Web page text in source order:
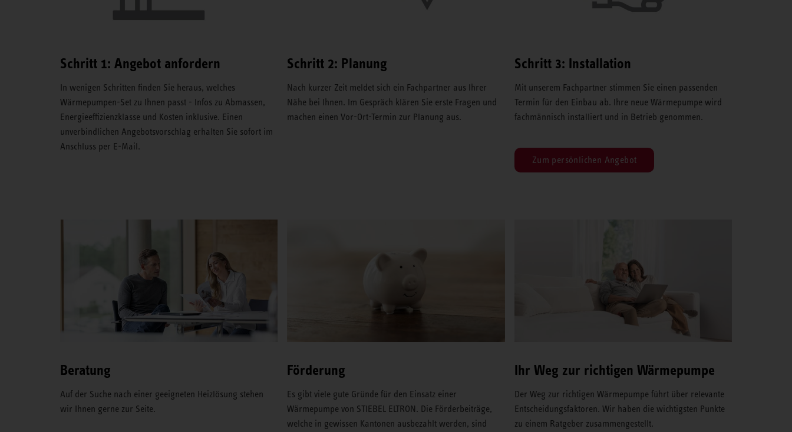
Schritt 1: Angebot anfordern
In wenigen Schritten finden Sie heraus, welches
Wärmepumpen-Set zu Ihnen passt - Infos zu Abmassen,
Energieeffizienzklasse und Kosten inklusive. Einen
unverbindlichen Angebotsvorschlag erhalten Sie sofort im
Anschluss per E-Mail.
Schritt 2: Planung
Nach kurzer Zeit meldet sich ein Fachpartner aus Ihrer
Nähe bei Ihnen. Im Gespräch klären Sie erste Fragen und
machen einen Vor-Ort-Termin zur Planung aus.
Schritt 3: Installation
Mit unserem Fachpartner stimmen Sie einen passenden
Termin für den Einbau ab. Ihre neue Wärmepumpe wird
fachmännisch installiert und in Betrieb genommen.
Zum persönlichen Angebot
Beratung
Auf der Suche nach einer geeigneten Heizlösung stehen
wir Ihnen gerne zur Seite.
Förderung
Es gibt viele gute Gründe für den Einsatz einer
Wärmepumpe von STIEBEL ELTRON. Die Förderbeiträge,
welche in gewissen Kantonen ausbezahlt werden, sind
Ihr Weg zur richtigen Wärmepumpe
Der Weg zur richtigen Wärmepumpe führt über relevante
Entscheidungsfaktoren. Wir haben die wichtigsten Punkte
zu einem Ratgeber zusammengestellt.